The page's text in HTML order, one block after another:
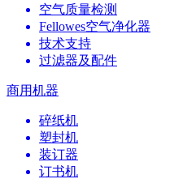
空气质量检测
Fellowes空气净化器
技术支持
过滤器及配件
商用机器
碎纸机
塑封机
装订器
订书机